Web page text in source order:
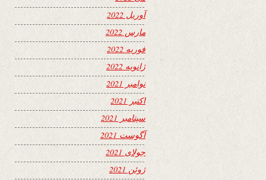
آوریل 2022
مارس 2022
فوریه 2022
ژانویه 2022
نوامبر 2021
اکتبر 2021
سپتامبر 2021
آگوست 2021
جولای 2021
ژوئن 2021